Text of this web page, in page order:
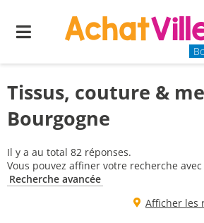
Menu
Tissus, couture &
Bourgogne
Il y a au total 82 réponses.
Vous pouvez affiner votre recherche avec
Recherche avancée
Afficher les